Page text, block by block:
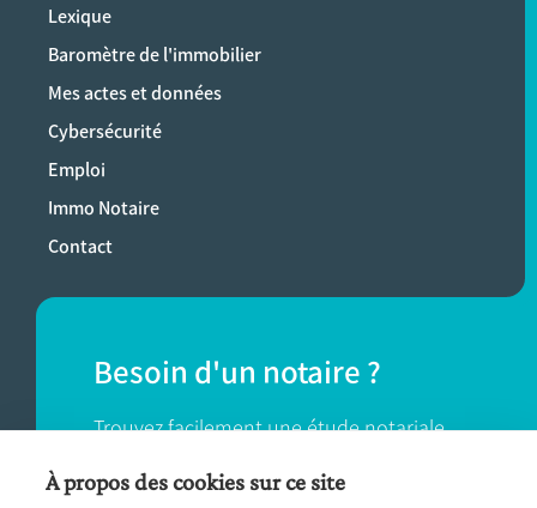
Lexique
Baromètre de l'immobilier
Mes actes et données
Cybersécurité
Emploi
Immo Notaire
Contact
Besoin d'un notaire ?
Trouvez facilement une étude notariale
près de chez vous.
À propos des cookies sur ce site